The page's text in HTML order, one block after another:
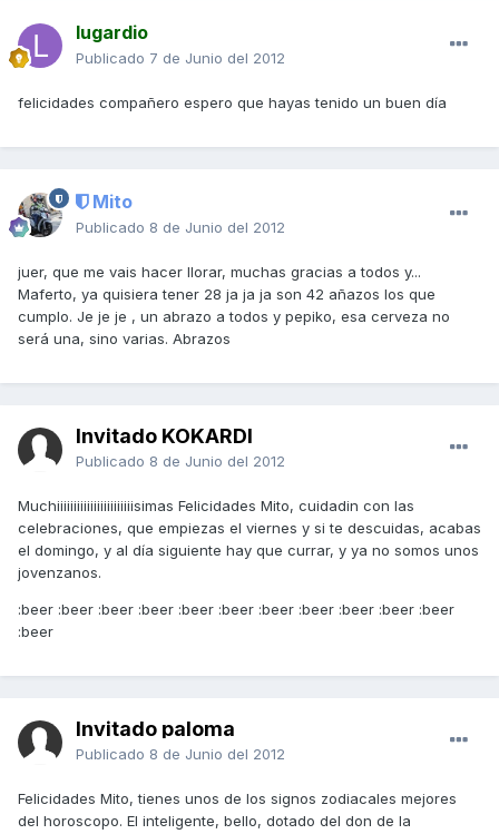
lugardio
Publicado 7 de Junio del 2012
felicidades compañero espero que hayas tenido un buen día
Mito
Publicado 8 de Junio del 2012
juer, que me vais hacer llorar, muchas gracias a todos y...
Maferto, ya quisiera tener 28 ja ja ja son 42 añazos los que
cumplo. Je je je , un abrazo a todos y pepiko, esa cerveza no
será una, sino varias. Abrazos
Invitado KOKARDI
Publicado 8 de Junio del 2012
Muchiiiiiiiiiiiiiiiiiiiiiiisimas Felicidades Mito, cuidadin con las
celebraciones, que empiezas el viernes y si te descuidas, acabas
el domingo, y al día siguiente hay que currar, y ya no somos unos
jovenzanos.
:beer :beer :beer :beer :beer :beer :beer :beer :beer :beer :beer
:beer
Invitado paloma
Publicado 8 de Junio del 2012
Felicidades Mito, tienes unos de los signos zodiacales mejores
del horoscopo. El inteligente, bello, dotado del don de la